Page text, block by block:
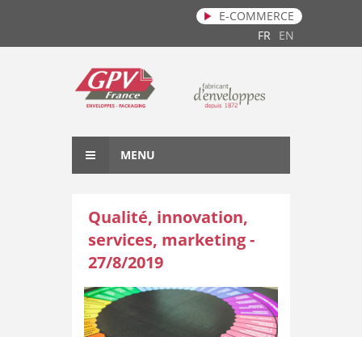
E-COMMERCE
FR
EN
MENU
Qualité, innovation,
services, marketing -
27/8/2019